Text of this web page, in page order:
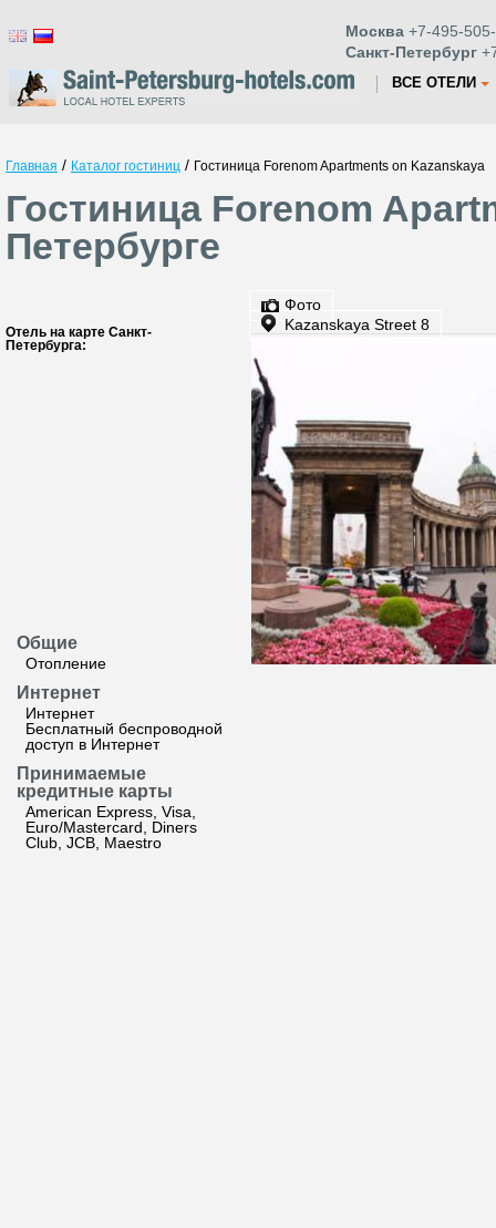
Москва +7-495-
Санкт-Петербург
ВСЕ ОТЕЛИ
Главная / Каталог гостиниц / Гостиница Forenom Apartments on Kazanskaya
Гостиница Forenom
Петербурге
Отель на карте Санкт-
Петербурга:
Общие
Отопление
Интернет
Интернет
Бесплатный беспроводной
доступ в Интернет
Принимаемые
кредитные карты
American Express, Visa,
Euro/Mastercard, Diners
Club, JCB, Maestro
Фото
Kazanskaya Street 8